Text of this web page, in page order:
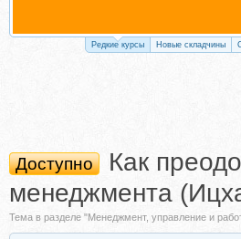
Редкие курсы Новые складчины
Доступно
Как
менеджмента
Тема в разделе "Менеджмент, управление и